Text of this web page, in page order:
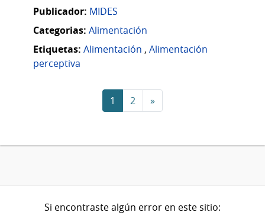
Publicador: MIDES
Categorias: Alimentación
Etiquetas: Alimentación , Alimentación
perceptiva
1 2 »
Si encontraste algún error en este sitio: